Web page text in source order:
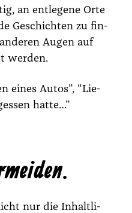
an ent­le­ge­ne Orte
Geschich­ten zu fin­
Augen auf
wer­den.
eines Autos”, “Lie­
hat­te…”
nur die Inhalt­li­